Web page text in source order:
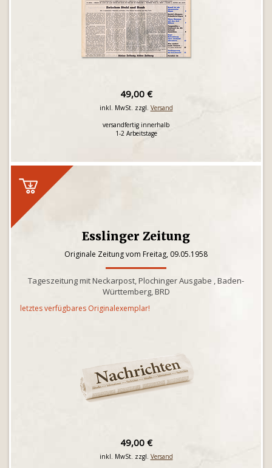
49,00 €
inkl. MwSt. zzgl. Versand
versandfertig innerhalb
1-2 Arbeitstage
Esslinger Zeitung
Originale Zeitung vom Freitag, 09.05.1958
Tageszeitung mit Neckarpost, Plochinger Ausgabe , Baden-
Württemberg, BRD
letztes verfügbares Originalexemplar!
49,00 €
inkl. MwSt. zzgl. Versand